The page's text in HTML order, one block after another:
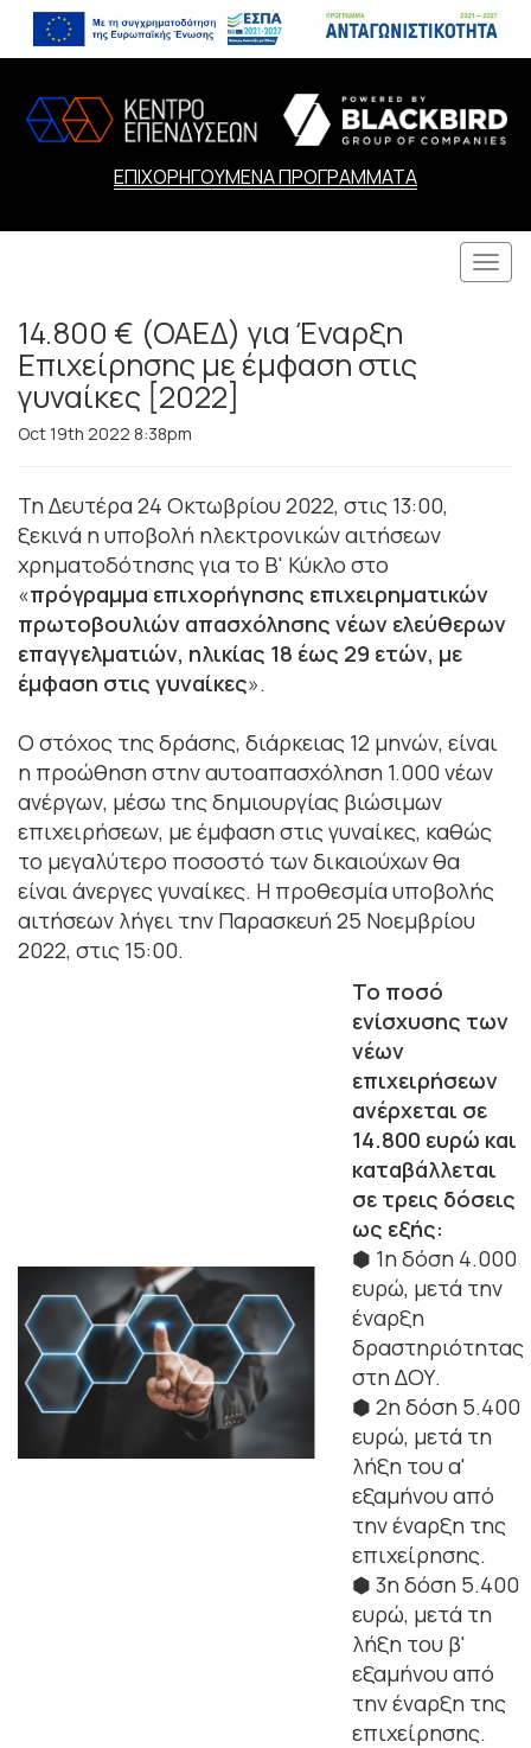
ΕΠΙΧΟΡΗΓΟΥΜΕΝΑ ΠΡΟΓΡΑΜΜΑΤΑ
14.800 € (ΟΑΕΔ) για Έναρξη
Επιχείρησης με έμφαση στις
γυναίκες [2022]
Oct 19th 2022 8:38pm
Τη Δευτέρα 24 Οκτωβρίου 2022, στις 13:00,
ξεκινά η υποβολή ηλεκτρονικών αιτήσεων
χρηματοδότησης για το Β' Κύκλο στο
«πρόγραμμα επιχορήγησης επιχειρηματικών
πρωτοβουλιών απασχόλησης νέων ελεύθερων
επαγγελματιών, ηλικίας 18 έως 29 ετών, με
έμφαση στις γυναίκες».
Ο στόχος της δράσης, διάρκειας 12 μηνών, είναι
η προώθηση στην αυτοαπασχόληση 1.000 νέων
ανέργων, μέσω της δημιουργίας βιώσιμων
επιχειρήσεων, με έμφαση στις γυναίκες, καθώς
το μεγαλύτερο ποσοστό των δικαιούχων θα
είναι άνεργες γυναίκες. Η προθεσμία υποβολής
αιτήσεων λήγει την Παρασκευή 25 Νοεμβρίου
2022, στις 15:00.
Το ποσό
ενίσχυσης των
νέων
επιχειρήσεων
ανέρχεται σε
14.800 ευρώ και
καταβάλλεται
σε τρεις δόσεις
ως εξής:
⬢ 1η δόση 4.000
ευρώ, μετά την
έναρξη
δραστηριότητας
στη ΔΟΥ.
⬢ 2η δόση 5.400
ευρώ, μετά τη
λήξη του α'
εξαμήνου από
την έναρξη της
επιχείρησης.
⬢ 3η δόση 5.400
ευρώ, μετά τη
λήξη του β'
εξαμήνου από
την έναρξη της
επιχείρησης.